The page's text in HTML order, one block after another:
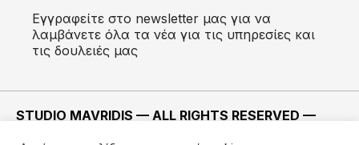
Εγγραφείτε στο newsletter μας για να
λαμβάνετε όλα τα νέα για τις υπηρεσίες και
τις δουλειές μας
STUDIO MAVRIDIS — ALL RIGHTS RESERVED —